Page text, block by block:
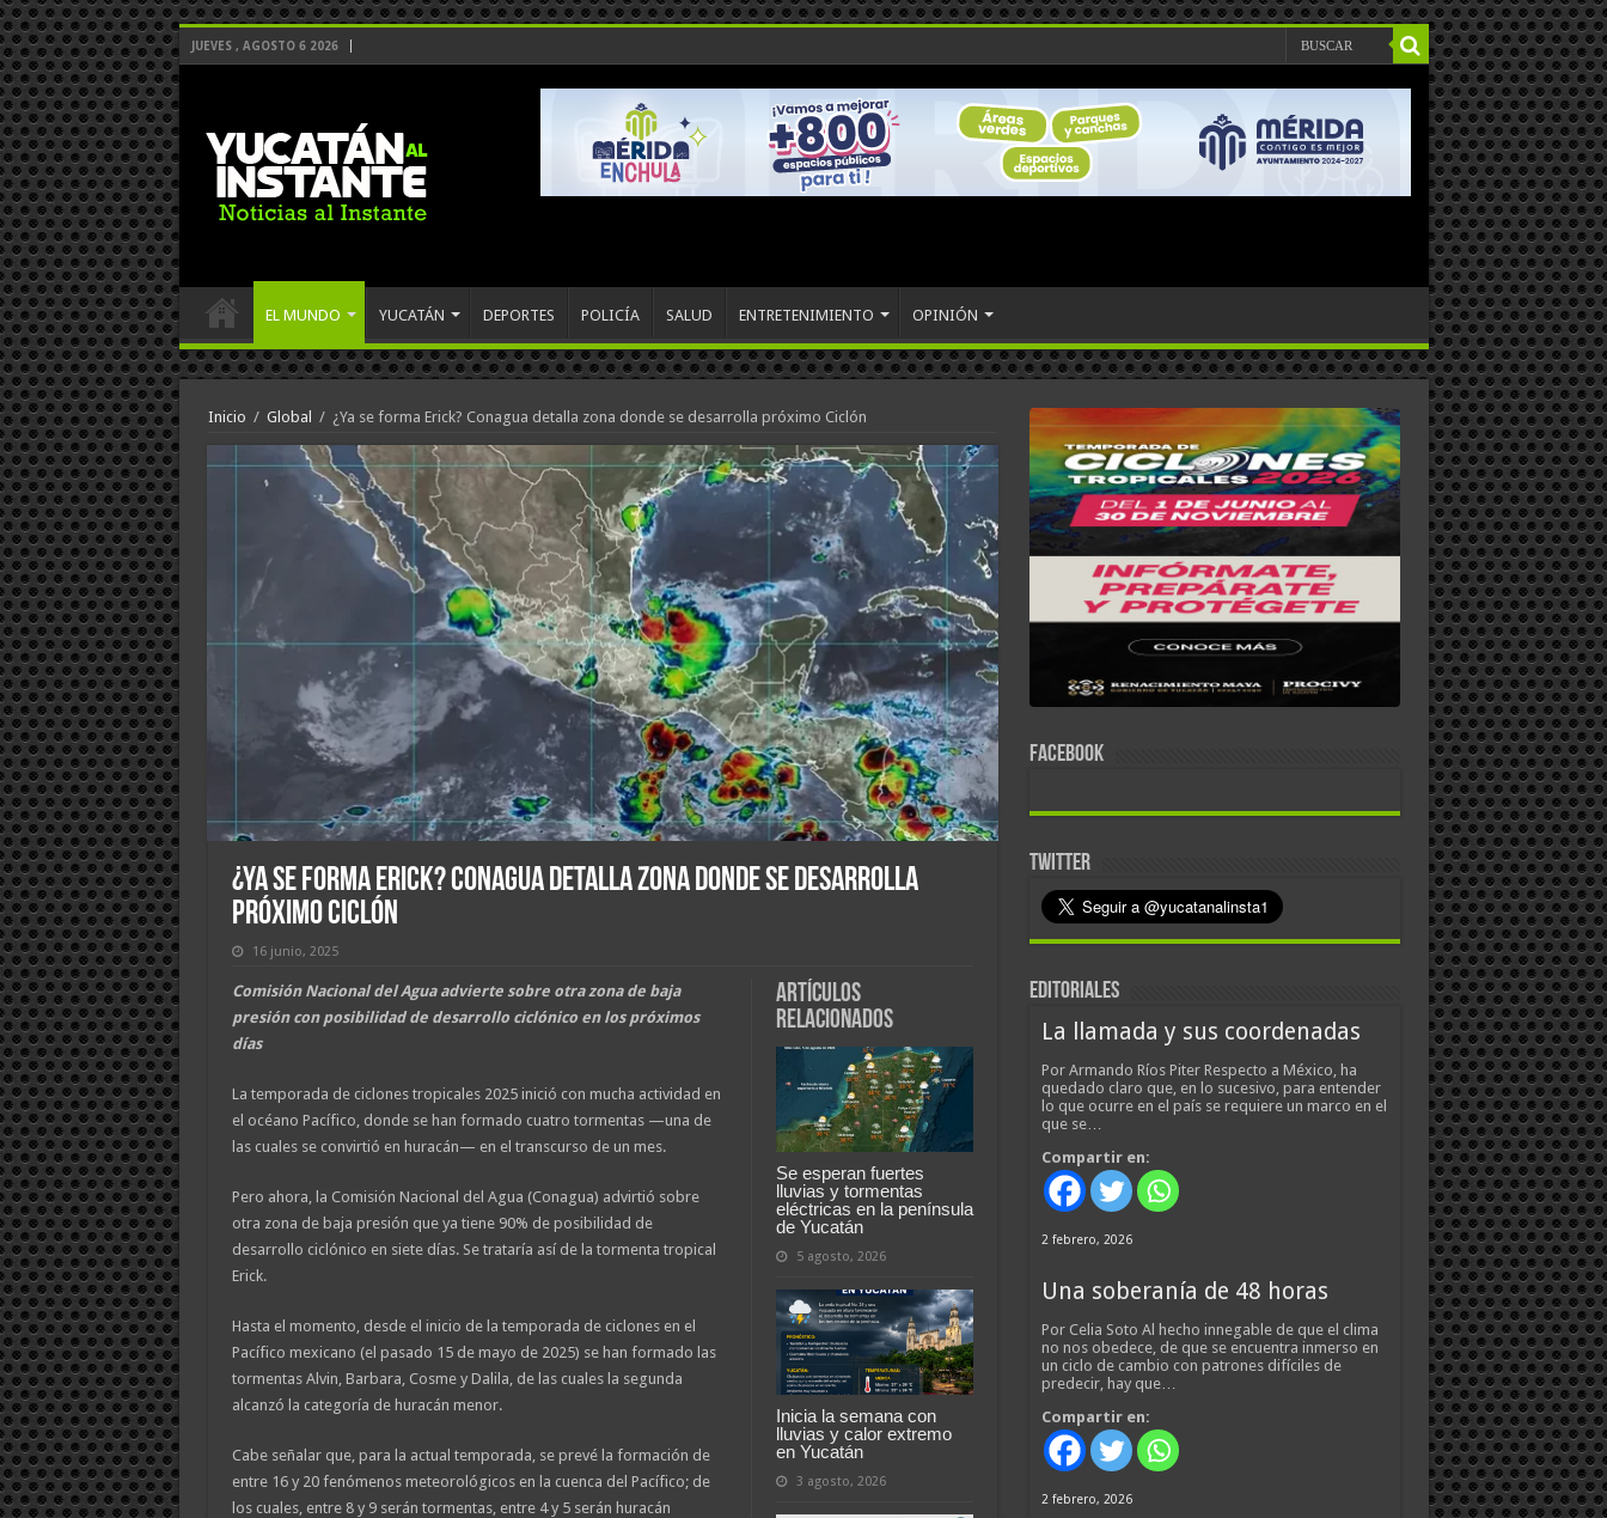
JUEVES , AGOSTO 6 2026
EL MUNDO YUCATÁN DEPORTES POLICÍA SALUD ENTRETENIMIENTO OPINIÓN
Inicio / Global / ¿Ya se forma Erick? Conagua detalla zona donde se desarrolla próximo Ciclón
¿Ya se forma Erick? Conagua detalla zona donde se desarrolla
próximo Ciclón
16 junio, 2025
Artículos
relacionados
Se esperan fuertes
lluvias y tormentas
eléctricas en la península
de Yucatán
5 agosto, 2026
Inicia la semana con
lluvias y calor extremo
en Yucatán
3 agosto, 2026
Comisión Nacional del Agua advierte sobre otra zona de baja
presión con posibilidad de desarrollo ciclónico en los próximos
días
La temporada de ciclones tropicales 2025 inició con mucha actividad en
el océano Pacífico, donde se han formado cuatro tormentas —una de
las cuales se convirtió en huracán— en el transcurso de un mes.
Pero ahora, la Comisión Nacional del Agua (Conagua) advirtió sobre
otra zona de baja presión que ya tiene 90% de posibilidad de
desarrollo ciclónico en siete días. Se trataría así de la tormenta tropical
Erick.
Hasta el momento, desde el inicio de la temporada de ciclones en el
Pacífico mexicano (el pasado 15 de mayo de 2025) se han formado las
tormentas Alvin, Barbara, Cosme y Dalila, de las cuales la segunda
alcanzó la categoría de huracán menor.
Cabe señalar que, para la actual temporada, se prevé la formación de
entre 16 y 20 fenómenos meteorológicos en la cuenca del Pacífico; de
los cuales, entre 8 y 9 serán tormentas, entre 4 y 5 serán huracán
FACEBOOK
TWITTER
EDITORIALES
La llamada y sus coordenadas
Por Armando Ríos Piter Respecto a México, ha
quedado claro que, en lo sucesivo, para entender
lo que ocurre en el país se requiere un marco en el
que se…
Compartir en:
2 febrero, 2026
Una soberanía de 48 horas
Por Celia Soto Al hecho innegable de que el clima
no nos obedece, de que se encuentra inmerso en
un ciclo de cambio con patrones difíciles de
predecir, hay que…
Compartir en:
2 febrero, 2026